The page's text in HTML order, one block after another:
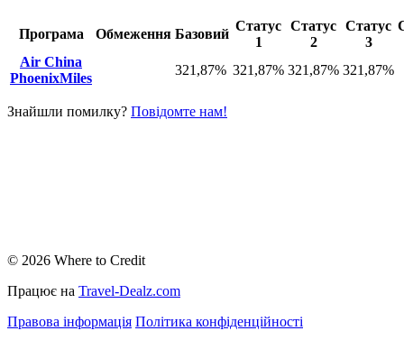
Програма Обмеження Базовий
Статус
1
Статус
2
Статус
3
Air China
PhoenixMiles
321,87% 321,87% 321,87% 321,87%
Знайшли помилку? Повідомте нам!
© 2026 Where to Credit
Працює на Travel-Dealz.com
Правова інформація Політика конфіденційності